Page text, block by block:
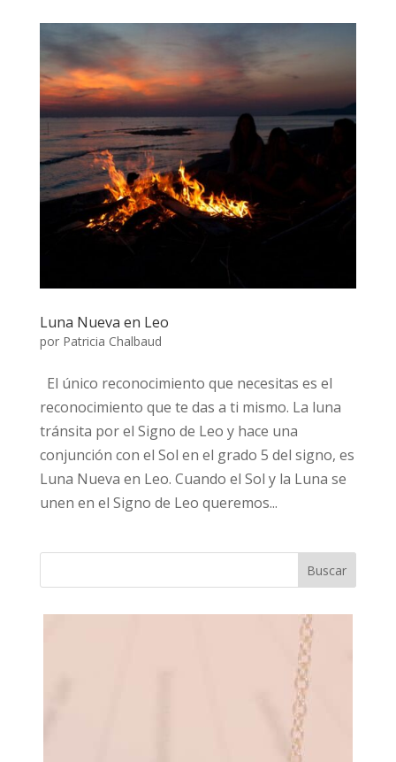
Luna Nueva en Leo
por Patricia Chalbaud
El único reconocimiento que necesitas es el
reconocimiento que te das a ti mismo. La luna
tránsita por el Signo de Leo y hace una
conjunción con el Sol en el grado 5 del signo, es
Luna Nueva en Leo. Cuando el Sol y la Luna se
unen en el Signo de Leo queremos...